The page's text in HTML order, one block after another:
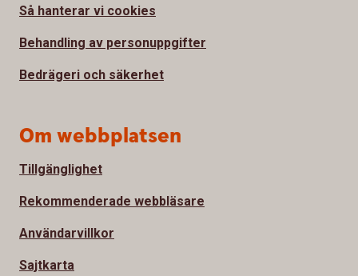
Så hanterar vi cookies
Behandling av personuppgifter
Bedrägeri och säkerhet
Om webbplatsen
Tillgänglighet
Rekommenderade webbläsare
Användarvillkor
Sajtkarta